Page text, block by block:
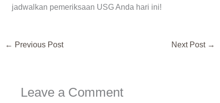
jadwalkan pemeriksaan USG Anda hari ini!
← Previous Post Next Post →
Leave a Comment